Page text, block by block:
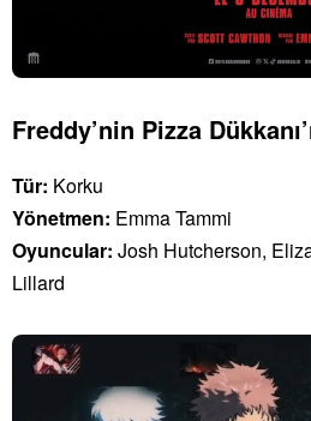
Freddy’nin Pizza
Tür: Korku
Yönetmen: Emma Tammi
Oyuncular: Josh Hutcherson,
Lillard